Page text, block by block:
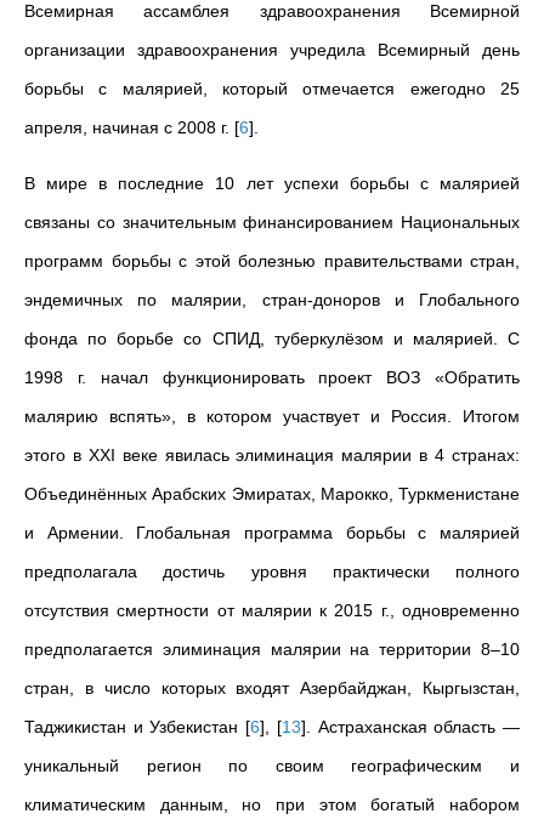
Всемирная ассамблея здравоохранения Всемирной
организации здравоохранения учредила Всемирный день
борьбы с малярией, который отмечается ежегодно 25
апреля, начиная с 2008 г. [6]
В мире в последние 10 лет успехи борьбы с малярией
связаны со значительным финансированием Национальных
программ борьбы с этой болезнью правительствами стран,
эндемичных по малярии, стран-доноров и Глобального
фонда по борьбе со СПИД, туберкулёзом и малярией. С
1998 г. начал функционировать проект ВОЗ «Обратить
малярию вспять», в котором участвует и Россия. Итогом
этого в XXI веке явилась элиминация малярии в 4 странах:
Объединённых Арабских Эмиратах, Марокко, Туркменистане
и Армении. Глобальная программа борьбы с малярией
предполагала достичь уровня практически полного
отсутствия смертности от малярии к 2015 г., одновременно
предполагается элиминация малярии на территории 8–10
стран, в число которых входят Азербайджан, Кыргызстан,
Таджикистан и Узбекистан [6] [13] . Астраханская область —
уникальный регион по своим географическим и
климатическим данным, но при этом богатый набором